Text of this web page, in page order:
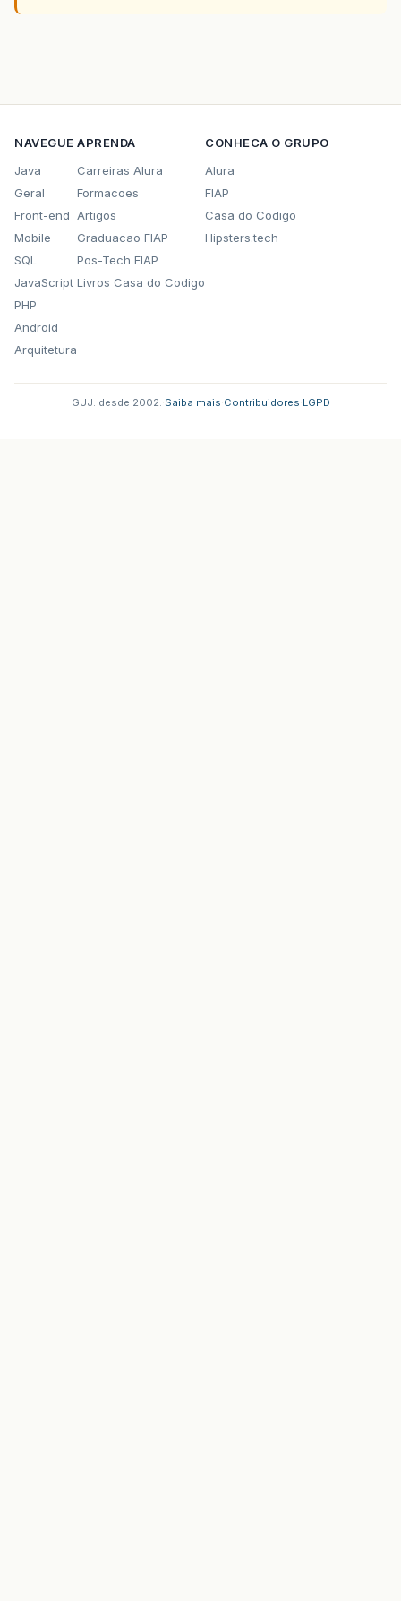
NAVEGUE
Java
Geral
Front-end
Mobile
SQL
JavaScript
PHP
Android
Arquitetura
APRENDA
Carreiras Alura
Formacoes
Artigos
Graduacao FIAP
Pos-Tech FIAP
Livros Casa do Codigo
CONHECA O GRUPO
Alura
FIAP
Casa do Codigo
Hipsters.tech
GUJ: desde 2002. Saiba mais Contribuidores LGPD